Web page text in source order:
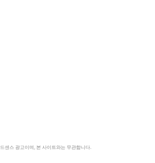
센스 광고이며, 본 사이트와는 무관합니다.